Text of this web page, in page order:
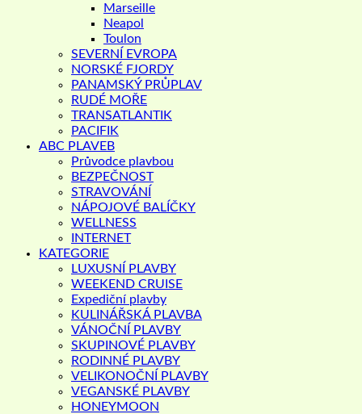
Marseille
Neapol
Toulon
SEVERNÍ EVROPA
NORSKÉ FJORDY
PANAMSKÝ PRŮPLAV
RUDÉ MOŘE
TRANSATLANTIK
PACIFIK
ABC PLAVEB
Průvodce plavbou
BEZPEČNOST
STRAVOVÁNÍ
NÁPOJOVÉ BALÍČKY
WELLNESS
INTERNET
KATEGORIE
LUXUSNÍ PLAVBY
WEEKEND CRUISE
Expediční plavby
KULINÁŘSKÁ PLAVBA
VÁNOČNÍ PLAVBY
SKUPINOVÉ PLAVBY
RODINNÉ PLAVBY
VELIKONOČNÍ PLAVBY
VEGANSKÉ PLAVBY
HONEYMOON